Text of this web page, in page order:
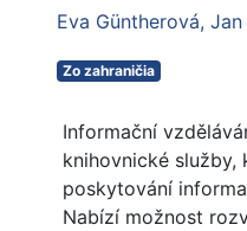
Eva Güntherová Jan
Zo zahraničia
Informační
knihovnické služby,
poskytování
Nabízí možnost